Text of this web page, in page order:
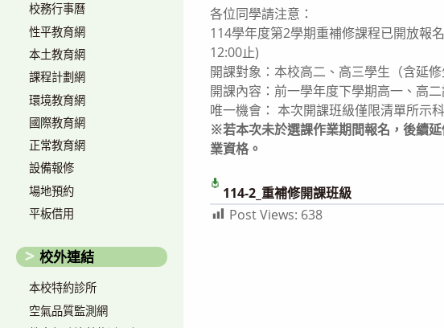
各位同學請注意：
114學年度第2學期重補修課程已開放報
12:00止)
開課對象：本校高二、高三學生（含延修
開課內容：前一學年度下學期高一、高二
唯一機會： 本次開課班級僅限清單所示
※若本次未於選課作業期間報名，後續
業資格。
114-2_重補修開課班級
Post Views: 638
校務行事曆
性平教育網
本土教育網
課程計劃網
環境教育網
國際教育網
正常教育網
設備報修
場地預約
平板借用
校外連結
本校特約診所
空氣品質監測網